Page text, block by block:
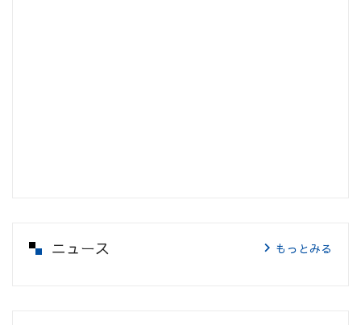
ニュース もっとみる